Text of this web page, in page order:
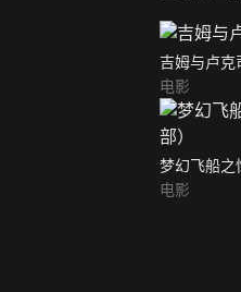
吉姆与卢克
电影
梦幻飞船之
电影